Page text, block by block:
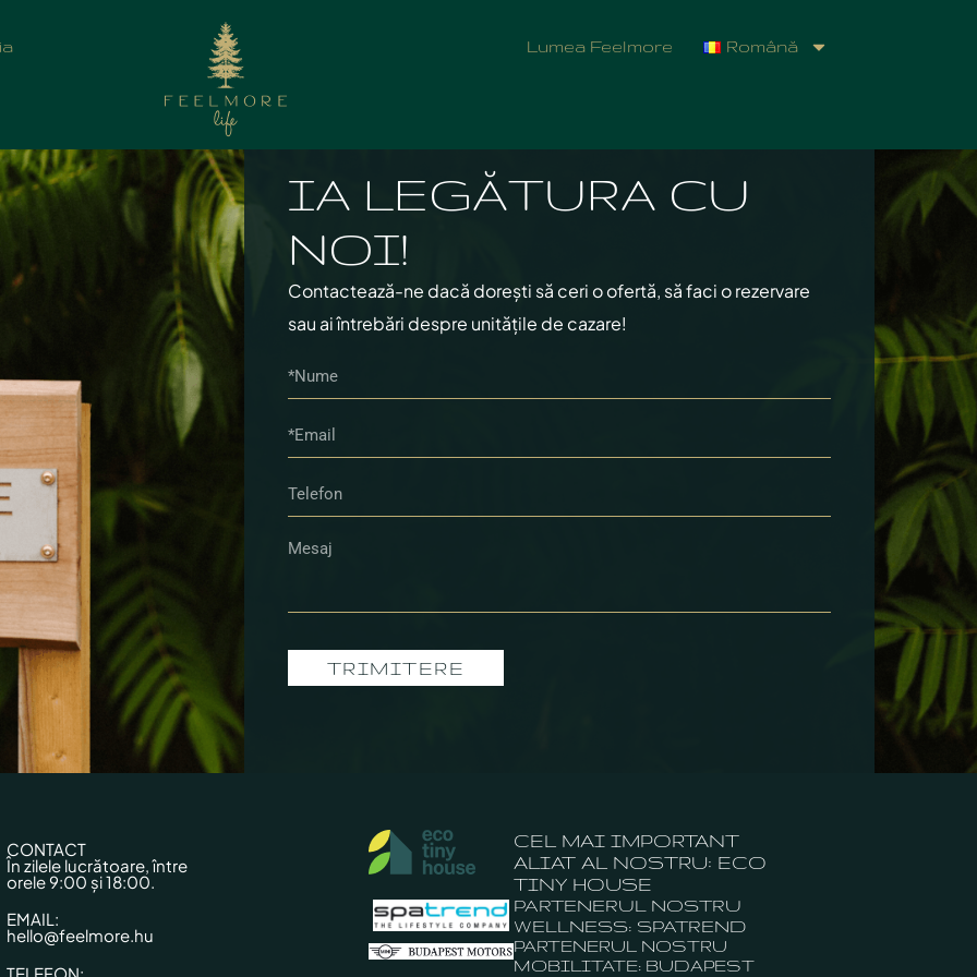
Lumea Feelmore Română
IA LEGĂTURA CU
NOI!
Contactează-ne dacă dorești să ceri o ofertă, să faci o rezervare
sau ai întrebări despre unitățile de cazare!
TRIMITERE
CONTACT
În zilele lucrătoare, între
orele 9:00 și 18:00.
EMAIL:
hello@feelmore.hu
TELEFON:
CEL MAI IMPORTANT
ALIAT AL NOSTRU: ECO
TINY HOUSE
PARTENERUL NOSTRU
WELLNESS: SPATREND
PARTENERUL NOSTRU
MOBILITATE: BUDAPEST